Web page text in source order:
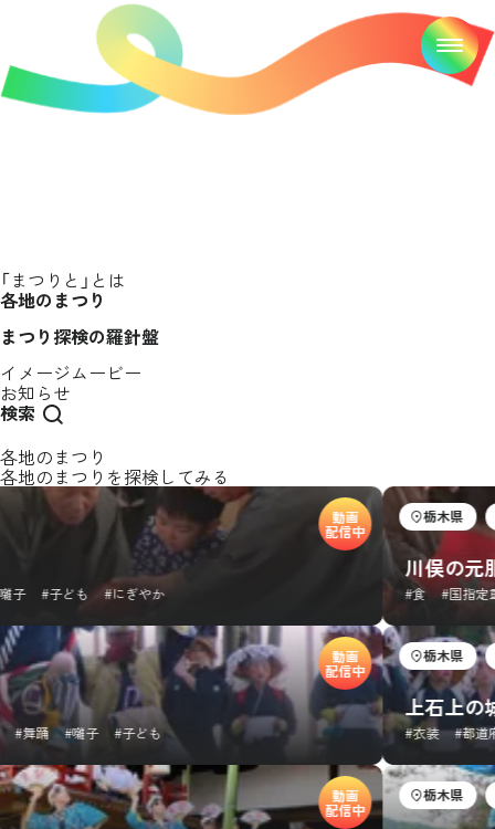
「まつりと」とは
各地のまつり
まつり探検の羅針盤
イメージムービー
お知らせ
検索
各地のまつり
各地のまつりを探検してみる
配信中
#子ども #にぎやか
配信中
#囃子 #子ども
配信中
栃木県 年初
川俣の元服式
#国指定重要無
栃木県 秋か
上石上の城鍬
#衣装 #都道府県・
栃木県 秋か